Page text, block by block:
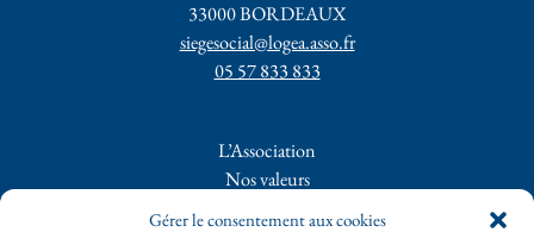
Gérer le consentement aux cookies
33000 BORDEAUX
siegesocial@logea.asso.fr
05 57 833 833
L’Association
Nos valeurs